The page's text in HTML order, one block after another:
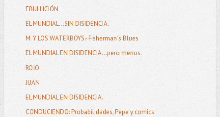
EBULLICIÓN
EL MUNDIAL…SIN DISIDENCIA.
M. Y LOS WATERBOYS.- Fisherman´s Blues
EL MUNDIAL EN DISIDENCIA...pero menos.
ROJO
JUAN
EL MUNDIAL EN DISIDENCIA.
CONDUCIENDO: Probabilidades, Pepe y comics.